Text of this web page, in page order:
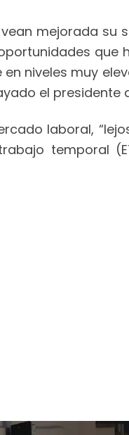
mejorada su
que
niveles muy
el presidente
laboral,
temporal